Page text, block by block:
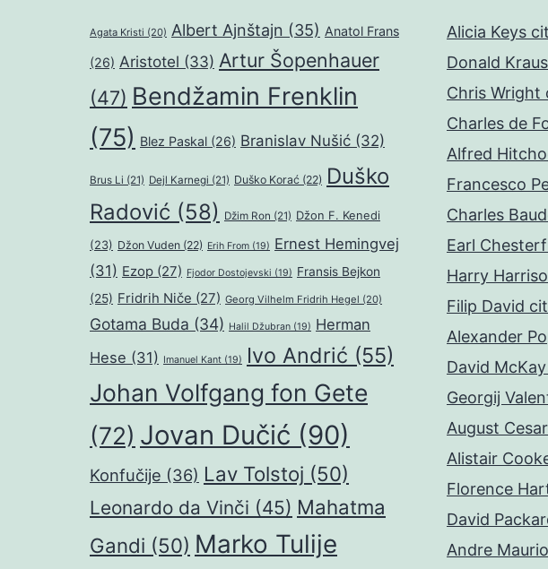
Agata Kristi (20) Albert Ajnštajn (35) Anatol Frans
(26) Aristotel (33) Artur Šopenhauer
(47) Bendžamin Frenklin
(75) Blez Paskal (26) Branislav Nušić (32)
Brus Li (21) Dejl Karnegi (21) Duško Korać (22) Duško
Radović (58) Džim Ron (21) Džon F. Kenedi
(23) Džon Vuden (22) Erih From (19) Ernest Hemingvej
(31) Ezop (27) Fjodor Dostojevski (19) Fransis Bejkon
(25) Fridrih Niče (27) Georg Vilhelm Fridrih Hegel (20)
Gotama Buda (34) Halil Džubran (19) Herman
Hese (31) Imanuel Kant (19) Ivo Andrić (55)
Johan Volfgang fon Gete
(72) Jovan Dučić (90)
Konfučije (36) Lav Tolstoj (50)
Leonardo da Vinči (45) Mahatma
Gandi (50) Marko Tulije
Alicia Keys
Donald
Chris Wright
Charles de
Alfred
Francesco
Charles
Earl
Harry
Filip David
Alexander
David
Georgij
August
Alistair
Florence
David
Andre